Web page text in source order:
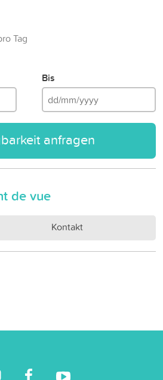
Tag
Bis
anfragen
de vue
Kontakt